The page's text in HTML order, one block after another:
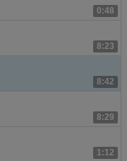
0:48
8:23
8:42
8:29
1:12